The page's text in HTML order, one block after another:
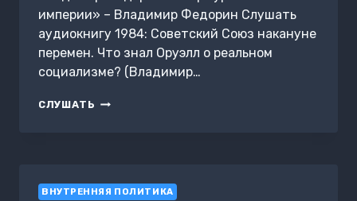
империи» – Владимир Федорин Слушать
аудиокнигу 1984: Советский Союз накануне
перемен. Что знал Оруэлл о реальном
социализме? (Владимир…
СЛУШАТЬ 1984:
ЗНАЛ
ВНУТРЕННЯЯ ПОЛИТИКА